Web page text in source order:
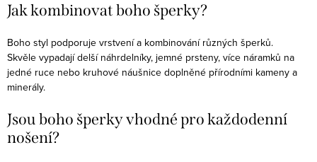
Jak kombinovat boho šperky?
Boho styl podporuje vrstvení a kombinování různých šperků.
Skvěle vypadají delší náhrdelníky, jemné prsteny, více náramků na
jedné ruce nebo kruhové náušnice doplněné přírodními kameny a
minerály.
Jsou boho šperky vhodné pro každodenní
nošení?